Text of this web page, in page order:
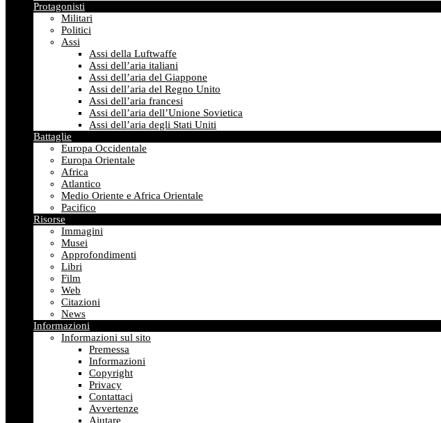
Protagonisti
Militari
Politici
Assi
Assi della Luftwaffe
Assi dell’aria italiani
Assi dell’aria del Giappone
Assi dell’aria del Regno Unito
Assi dell’aria francesi
Assi dell’aria dell’Unione Sovietica
Assi dell’aria degli Stati Uniti
Battaglie
Europa Occidentale
Europa Orientale
Africa
Atlantico
Medio Oriente e Africa Orientale
Pacifico
Risorse
Immagini
Musei
Approfondimenti
Libri
Film
Web
Citazioni
News
Informazioni
Informazioni sul sito
Premessa
Informazioni
Copyright
Privacy
Contattaci
Avvertenze
Aiutare